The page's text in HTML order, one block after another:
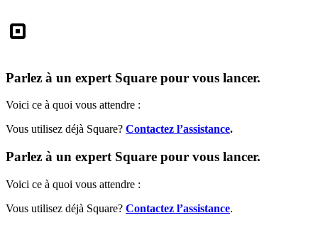
Square
Parlez à un expert Square pour vous lancer.
Voici ce à quoi vous attendre :
Vous utilisez déjà Square? Contactez l’assistance.
Parlez à un expert Square pour vous lancer.
Voici ce à quoi vous attendre :
Vous utilisez déjà Square? Contactez l’assistance.